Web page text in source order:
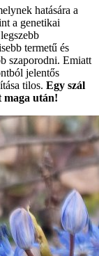
hatására a
a genetikai
termetű és
szaporodni. Emiatt
jelentős
tilos. Egy szál
maga után!